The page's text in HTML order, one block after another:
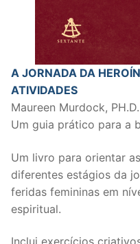
A JORNADA DA
ATIVIDADES
Maureen Murdock, PH.D.
Um guia prático para a
Um livro para orientar
diferentes estágios da
feridas femininas em
espiritual.